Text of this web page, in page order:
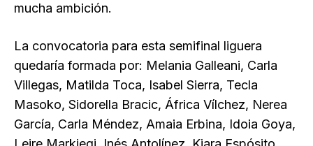
mucha ambición.
La convocatoria para esta semifinal liguera
quedaría formada por: Melania Galleani, Carla
Villegas, Matilda Toca, Isabel Sierra, Tecla
Masoko, Sidorella Bracic, África Vílchez, Nerea
García, Carla Méndez, Amaia Erbina, Idoia Goya,